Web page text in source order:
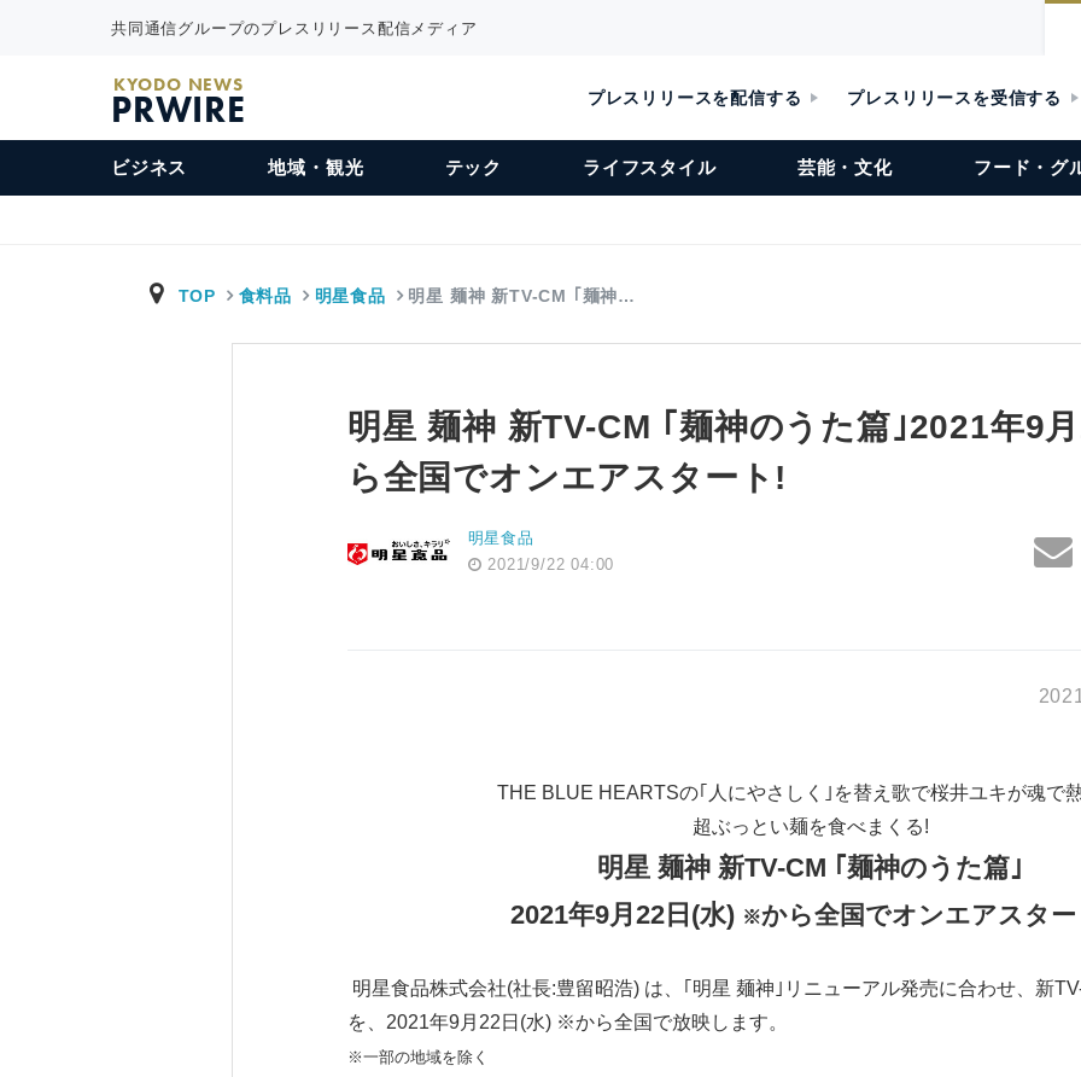
共同通信グループのプレスリリース配信メディア
KYODO NEWS
PRWIRE プレスリリースを配信する プレスリリースを受信する
ビジネス 地域・観光 テック ライフスタイル 芸能・文化 フード・グ
TOP 食料品 明星食品 明星 麺神 新TV-CM ｢麺神…
明星 麺神 新TV-CM ｢麺神のうた篇｣2021年9
ら全国でオンエアスタート!
明星食品
2021/9/22 04:00
THE BLUE HEARTSの｢人にやさしく｣を替え歌で桜井ユキが魂で
超ぶっとい麺を食べまくる!
明星 麺神 新TV-CM ｢麺神のうた篇｣
2021年9月 22日 (水) ※から全国でオンエアスタ
明星食品株式会社(社長:豊留昭浩) は、｢明星 麺神｣リニューアル発売に合わせ、新
を、2021年9月22日(水) ※から全国で放映します。
※一部の地域を除く